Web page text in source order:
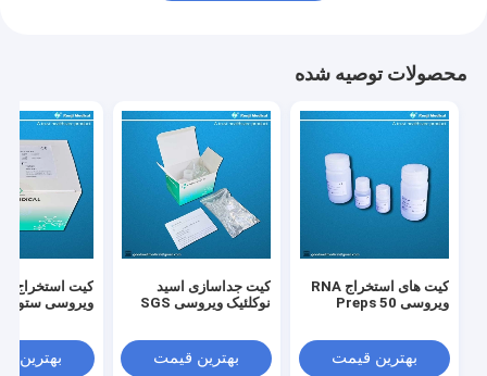
محصولات توصیه شده
کیت های استخراج RNA
ویروسی 50 Preps
بهترین قیمت
کیت جداسازی اسید
نوکلئیک ویروسی SGS
بهترین قیمت
ویروسی
بهترین